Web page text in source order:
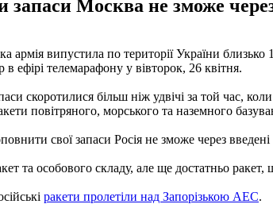
Москва не зможе
армія випустила по території України
ефірі телемарафону у вівторок, 26 квітня.
скоротилися більш ніж удвічі за той час,
повітряного, морського та наземного
свої запаси Росія не зможе через введені
та особового складу, але ще достатньо ракет,
ракети пролетіли над Запорізькою АЕС.